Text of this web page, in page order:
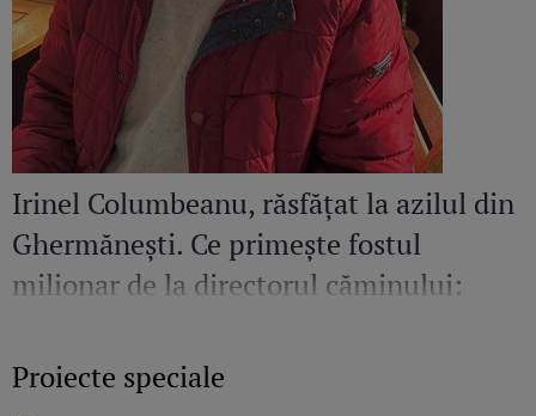
Irinel Columbeanu, răsfățat la azilul din
Ghermănești. Ce primește fostul
milionar de la directorul căminului:
Proiecte speciale